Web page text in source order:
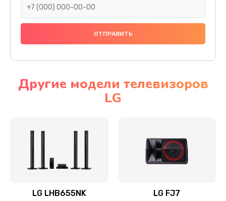
Прошивка
Ремонт механики привода
Ремонт / замена кнопок, клавиш, индикаторов,
Другие модели телевизоров
LG
LG LHB655NK LG FJ7